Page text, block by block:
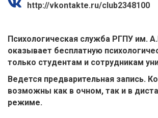
http://vkontakte.ru/club2348100
Психологическая служба РГПУ им.
оказывает бесплатную
только студентам и сотрудникам
Ведется предварительная запись.
возможны как в очном, так и в
режиме.